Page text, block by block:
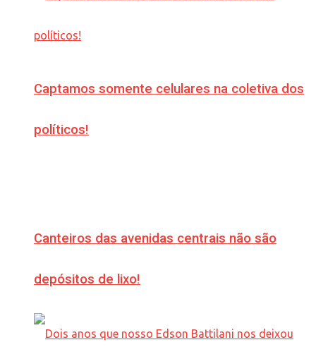
Captamos somente celulares na coletiva dos
políticos!
Canteiros das avenidas centrais não são
depósitos de lixo!